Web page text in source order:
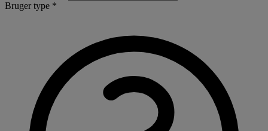
Bruger type *